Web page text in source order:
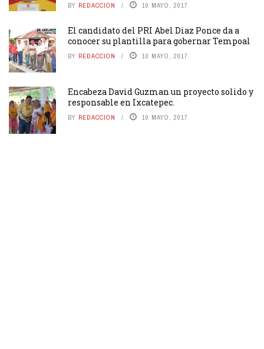
BY REDACCION 10 MAYO, 2017
El candidato del PRI Abel Diaz Ponce da a
conocer su plantilla para gobernar Tempoal
BY REDACCION 10 MAYO, 2017
Encabeza David Guzman un proyecto solido y
responsable en Ixcatepec.
BY REDACCION 10 MAYO, 2017